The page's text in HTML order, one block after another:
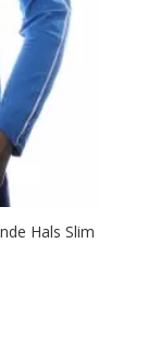
Hals Slim